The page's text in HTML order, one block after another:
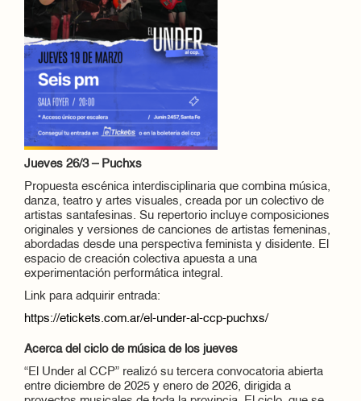
Jueves 26/3 – Puchxs
Propuesta escénica interdisciplinaria que combina música,
danza, teatro y artes visuales, creada por un colectivo de
artistas santafesinas. Su repertorio incluye composiciones
originales y versiones de canciones de artistas femeninas,
abordadas desde una perspectiva feminista y disidente. El
espacio de creación colectiva apuesta a una
experimentación performática integral.
Link para adquirir entrada:
https://etickets.com.ar/el-under-al-ccp-puchxs/
Acerca del ciclo de música de los jueves
“El Under al CCP” realizó su tercera convocatoria abierta
entre diciembre de 2025 y enero de 2026, dirigida a